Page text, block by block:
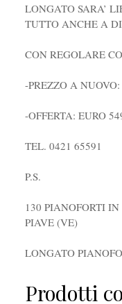
LONGATO SARA’
TUTTO ANCHE A
CON REGOLARE
-PREZZO A
-OFFERTA: EURO
TEL. 0421 65591
P.S.
130 PIANOFORTI
PIAVE (VE)
LONGATO
Prodotti